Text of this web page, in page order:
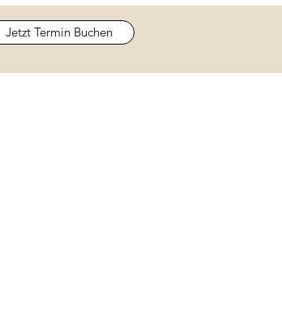
Jetzt Termin Buchen